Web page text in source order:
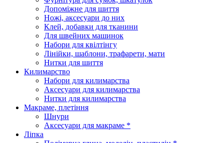
Допоміжне для шиття
Ножі, аксесуари до них
Клей, добавки для тканини
Для швейних машинок
Набори для квілтінгу
Лінійки, шаблони, трафарети, мати
Нитки для шиття
Килимарство
Набори для килимарства
Аксесуари для килимарства
Нитки для килимарства
Макраме, плетіння
Шнури
Аксесуари для макраме *
Ліпка